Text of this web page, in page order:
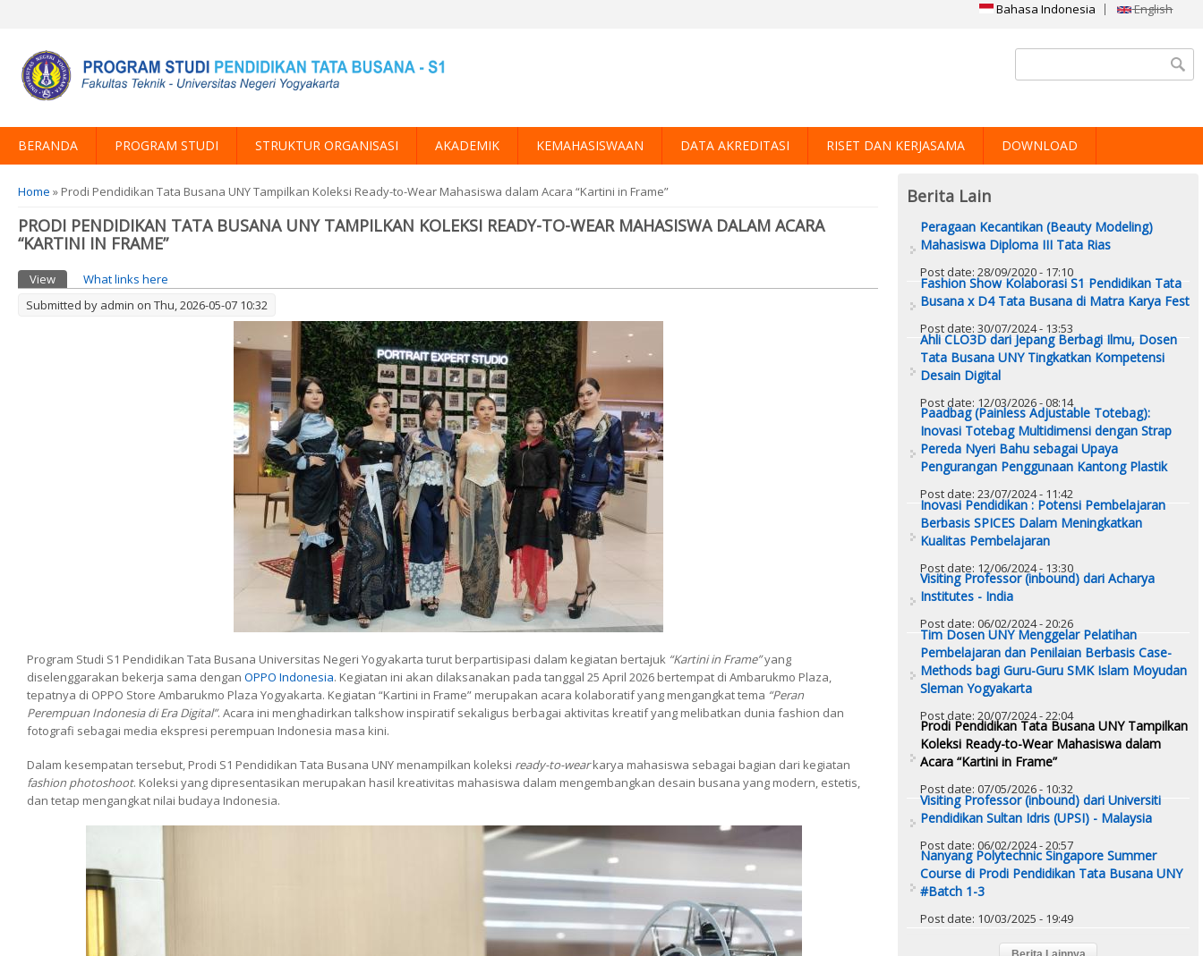
Bahasa Indonesia English
Search form
BERANDA PROGRAM STUDI STRUKTUR ORGANISASI AKADEMIK KEMAHASISWAAN DATA AKREDITASI RISET DAN KERJASAMA DOWNLOAD
You are here
Home » Prodi Pendidikan Tata Busana UNY Tampilkan Koleksi Ready-to-Wear Mahasiswa dalam Acara “Kartini in Frame”
PRODI PENDIDIKAN TATA BUSANA UNY TAMPILKAN KOLEKSI READY-TO-WEAR MAHASISWA DALAM ACARA
“KARTINI IN FRAME”
Primary tabs
View (active tab)
What links here
Submitted by admin on Thu, 2026-05-07 10:32
Program Studi S1 Pendidikan Tata Busana Universitas Negeri Yogyakarta turut berpartisipasi dalam kegiatan bertajuk “Kartini in Frame”yang
diselenggarakan bekerja sama dengan OPPO Indonesia. Kegiatan ini akan dilaksanakan pada tanggal 25 April 2026 bertempat di Ambarukmo Plaza,
tepatnya di OPPO Store Ambarukmo Plaza Yogyakarta. Kegiatan “Kartini in Frame” merupakan acara kolaboratif yang mengangkat tema “Peran
Perempuan Indonesia di Era Digital”. Acara ini menghadirkan talkshow inspiratif sekaligus berbagai aktivitas kreatif yang melibatkan dunia fashion dan
fotografi sebagai media ekspresi perempuan Indonesia masa kini.
Dalam kesempatan tersebut, Prodi S1 Pendidikan Tata Busana UNY menampilkan koleksi ready-to-wearkarya mahasiswa sebagai bagian dari kegiatan
fashion photoshoot. Koleksi yang dipresentasikan merupakan hasil kreativitas mahasiswa dalam mengembangkan desain busana yang modern, estetis,
dan tetap mengangkat nilai budaya Indonesia.
Berita Lain
Peragaan Kecantikan (Beauty Modeling)
Mahasiswa Diploma III Tata Rias
Post date: 28/09/2020 - 17:10
Fashion Show Kolaborasi S1 Pendidikan Tata
Busana x D4 Tata Busana di Matra Karya Fest
Post date: 30/07/2024 - 13:53
Ahli CLO3D dari Jepang Berbagi Ilmu, Dosen
Tata Busana UNY Tingkatkan Kompetensi
Desain Digital
Post date: 12/03/2026 - 08:14
Paadbag (Painless Adjustable Totebag):
Inovasi Totebag Multidimensi dengan Strap
Pereda Nyeri Bahu sebagai Upaya
Pengurangan Penggunaan Kantong Plastik
Post date: 23/07/2024 - 11:42
Inovasi Pendidikan : Potensi Pembelajaran
Berbasis SPICES Dalam Meningkatkan
Kualitas Pembelajaran
Post date: 12/06/2024 - 13:30
Visiting Professor (inbound) dari Acharya
Institutes - India
Post date: 06/02/2024 - 20:26
Tim Dosen UNY Menggelar Pelatihan
Pembelajaran dan Penilaian Berbasis Case-
Methods bagi Guru-Guru SMK Islam Moyudan
Sleman Yogyakarta
Post date: 20/07/2024 - 22:04
Prodi Pendidikan Tata Busana UNY Tampilkan
Koleksi Ready-to-Wear Mahasiswa dalam
Acara “Kartini in Frame”
Post date: 07/05/2026 - 10:32
Visiting Professor (inbound) dari Universiti
Pendidikan Sultan Idris (UPSI) - Malaysia
Post date: 06/02/2024 - 20:57
Nanyang Polytechnic Singapore Summer
Course di Prodi Pendidikan Tata Busana UNY
#Batch 1-3
Post date: 10/03/2025 - 19:49